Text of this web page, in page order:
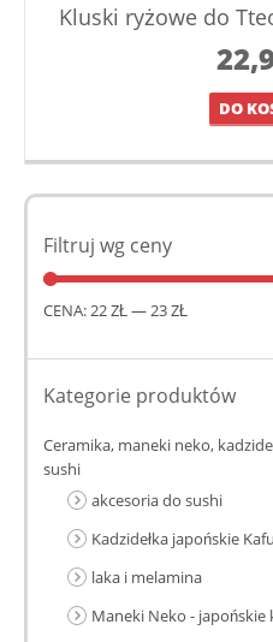
Kluski ryżowe do
DO
Filtruj wg ceny
CENA:22 ZŁ—23 ZŁ
Kategorie produktów
Ceramika, maneki neko,
sushi
akcesoria do sushi
Kadzidełka japońskie
laka i melamina
Maneki Neko - japońskie